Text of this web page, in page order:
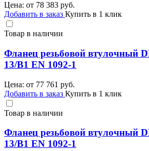
Цена: от 78 383 руб.
Добавить в заказ Купить в 1 клик
Товар в наличии
Фланец резьбовой втулочный
13/B1 EN 1092-1
Цена: от 77 761 руб.
Добавить в заказ Купить в 1 клик
Товар в наличии
Фланец резьбовой втулочный
13/B1 EN 1092-1